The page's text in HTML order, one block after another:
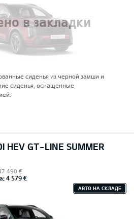
в закладки
сиденья из черной замши и
сиденья, оснащенные
HEV GT-LINE SUMMER
490 €
4 579 €
АВТО НА СКЛАДЕ